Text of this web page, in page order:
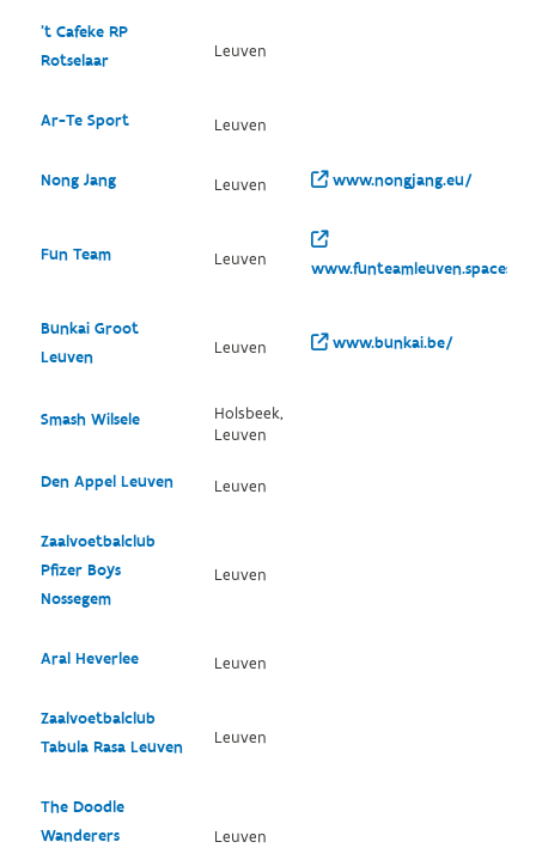
't Cafeke RP
Rotselaar
Leuven
Ar-Te Sport Leuven
Nong Jang Leuven www.nongjang.eu/
Fun Team Leuven
Bunkai Groot
Leuven
Leuven www.bunkai.be/
Smash Wilsele
Holsbeek,
Leuven
Den Appel Leuven Leuven
Zaalvoetbalclub
Pfizer Boys
Nossegem
Leuven
Aral Heverlee Leuven
Zaalvoetbalclub
Tabula Rasa Leuven
Leuven
The Doodle
Wanderers
Leuven